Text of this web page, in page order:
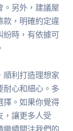
。另外，建議屋
款，明確約定違
紛時，有依據可
順利打造理想家
耐心和細心。多
擇。如果你覺得
，讓更多人受
繼續關注我們的